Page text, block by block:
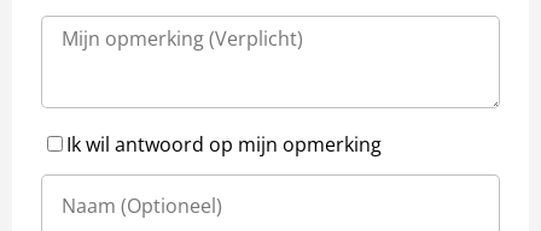
Ik wil antwoord op mijn opmerking